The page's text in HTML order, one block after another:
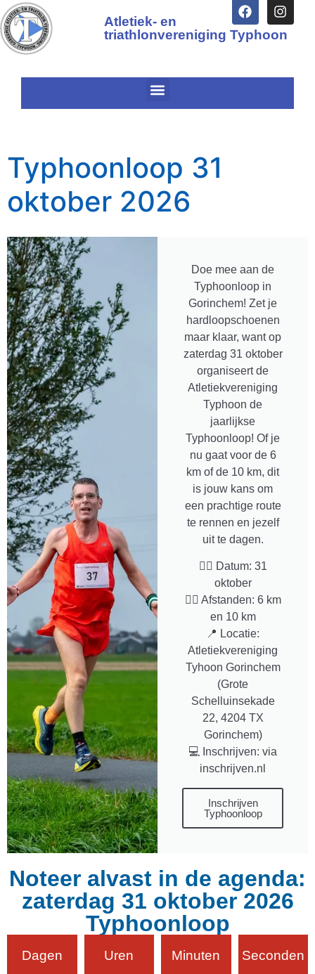
Atletiek- en
triathlonvereniging Typhoon
Typhoonloop 31
oktober 2026
Doe mee aan de
Typhoonloop in
Gorinchem! Zet je
hardloopschoenen
maar klaar, want op
zaterdag 31 oktober
organiseert de
Atletiekvereniging
Typhoon de
jaarlijkse
Typhoonloop! Of je
nu gaat voor de 6
km of de 10 km, dit
is jouw kans om
een prachtige route
te rennen en jezelf
uit te dagen.
🏃‍♂️ Datum: 31
oktober
🏃‍♀️ Afstanden: 6 km
en 10 km
📍 Locatie:
Atletiekvereniging
Tyhoon Gorinchem
(Grote
Schelluinsekade
22, 4204 TX
Gorinchem)
💻 Inschrijven: via
inschrijven.nl
Inschrijven
Typhoonloop
Noteer alvast in de agenda:
zaterdag 31 oktober 2026
Typhoonloop
Dagen Uren Minuten Seconden